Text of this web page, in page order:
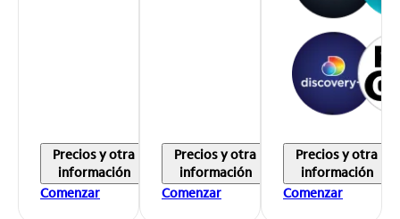
Precios y otra
información
Comenzar
Precios y otra
información
Comenzar
Precios y otra
información
Comenzar